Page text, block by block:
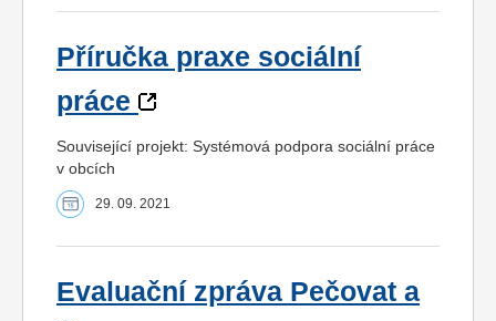
Příručka praxe sociální
práce
Související projekt: Systémová podpora sociální práce
v obcích
29. 09. 2021
Evaluační zpráva Pečovat a